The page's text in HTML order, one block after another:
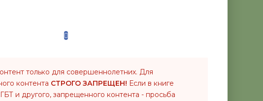
только для совершеннолетних. Для
контента СТРОГО ЗАПРЕЩЕН! Если в книге
и другого, запрещенного контента - просьба